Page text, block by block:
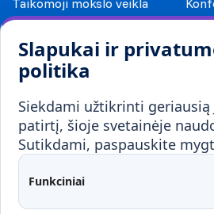
Slapukai ir
politika
Siekdami užtikrinti geriausią
patirtį, šioje svetainėje
Sutikdami, paspauskite
Funkciniai
Mokykloms
Visuomenei ir verslui
Mokymai ir konsultavimas
Partnerystės
Kontaktai
Administracija